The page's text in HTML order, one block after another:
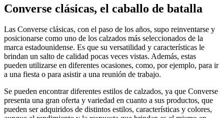
Converse clásicas, el caballo de batalla
Las Converse clásicas, con el paso de los años, supo reinventarse y
posicionarse como uno de los calzados más seleccionados de la
marca estadounidense. Es que su versatilidad y características le
brindan un salto de calidad pocas veces vistas. Además, estas
pueden utilizarse en diferentes ocasiones, como, por ejemplo, para ir
a una fiesta o para asistir a una reunión de trabajo.
Se pueden encontrar diferentes estilos de calzados, ya que Converse
presenta una gran oferta y variedad en cuanto a sus productos, que
pueden ser adquiridos de distintos estilos, características y colores,